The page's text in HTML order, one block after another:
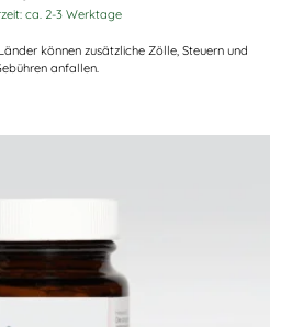
ca. 2-3 Werktage
können zusätzliche Zölle, Steuern und
anfallen.